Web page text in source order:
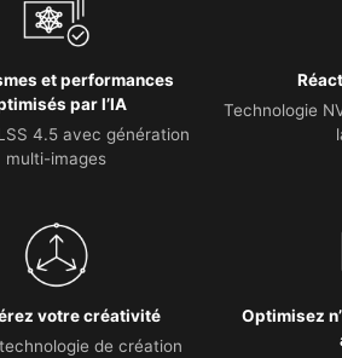
et performances
par l’IA
4.5 avec génération
multi-images
Technologie
votre créativité
de création
Optimisez